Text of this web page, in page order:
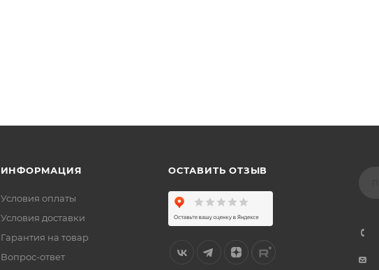
ИНФОРМАЦИЯ
Условия оплаты
Условия доставки
Гарантия на товар
Вопрос-ответ
ОСТАВИТЬ ОТЗЫВ